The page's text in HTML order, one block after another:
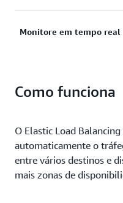
Entregue aplicações
Monitore em tempo real
aplicações em tempo
Como funciona
O Elastic Load
automaticamente o
entre vários destinos e
mais zonas de